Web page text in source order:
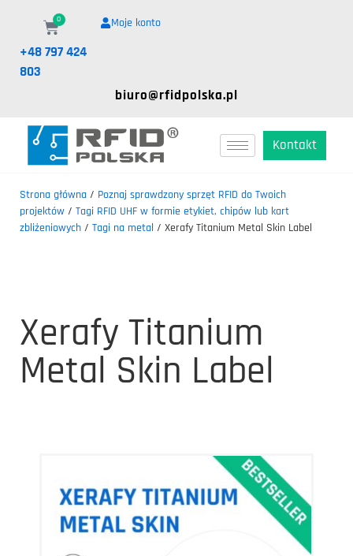
biuro@rfidpolska.pl
+48 797 424
803
Moje konto
0
Kontakt
Strona główna / Poznaj sprawdzony sprzęt RFID do Twoich
projektów / Tagi RFID UHF w formie etykiet, chipów lub kart
zbliżeniowych / Tagi na metal / Xerafy Titanium Metal Skin Label
Xerafy Titanium
Metal Skin Label